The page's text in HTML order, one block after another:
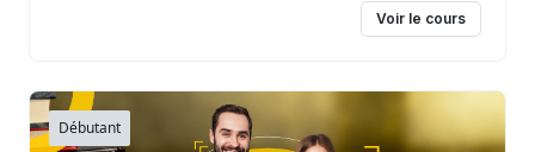
Voir le cours
Débutant